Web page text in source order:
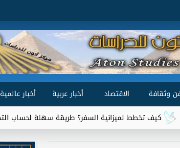
وثقافة الاقتصاد أخبار عربية أخبار عالمية
السفر؟ طريقة سهلة لحساب التكاليف المتوقعة